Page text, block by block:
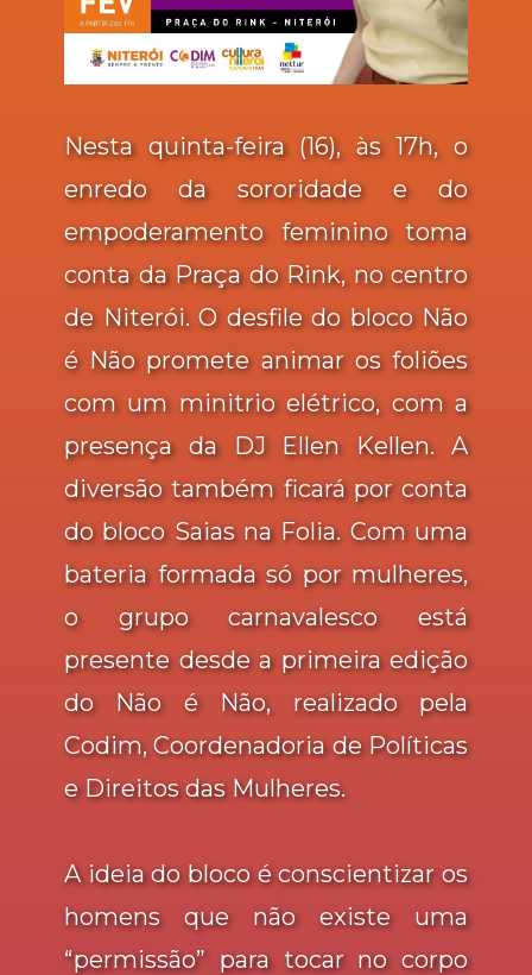
Nesta quinta-feira (16), às 17h, o
enredo da sororidade e do
empoderamento feminino toma
conta da Praça do Rink, no centro
de Niterói. O desfile do bloco Não
é Não promete animar os foliões
com um minitrio elétrico, com a
presença da DJ Ellen Kellen. A
diversão também ficará por conta
do bloco Saias na Folia. Com uma
bateria formada só por mulheres,
o grupo carnavalesco está
presente desde a primeira edição
do Não é Não, realizado pela
Codim, Coordenadoria de Políticas
e Direitos das Mulheres.
A ideia do bloco é conscientizar os
homens que não existe uma
“permissão” para tocar no corpo